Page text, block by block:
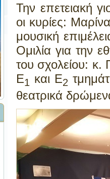
Την επετειακή
οι κυρίες:
μουσική
Ομιλία για την
του σχολείου:
Ε1 και Ε2
θεατρικά